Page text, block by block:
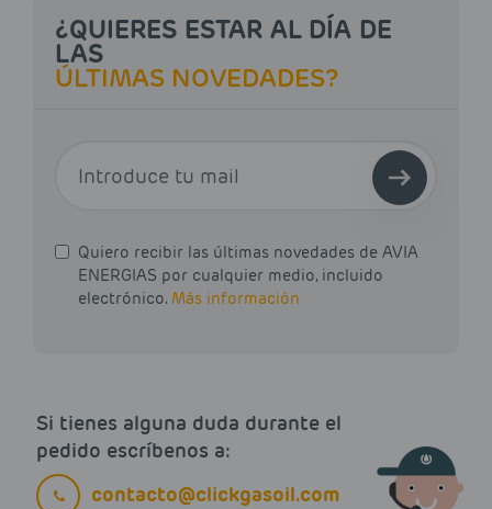
¿QUIERES ESTAR AL DÍA DE
LAS
ÚLTIMAS NOVEDADES?
Quiero recibir las últimas novedades de AVIA
ENERGIAS por cualquier medio, incluido
electrónico. Más información
Si tienes alguna duda durante el
pedido escríbenos a:
contacto@clickgasoil.com